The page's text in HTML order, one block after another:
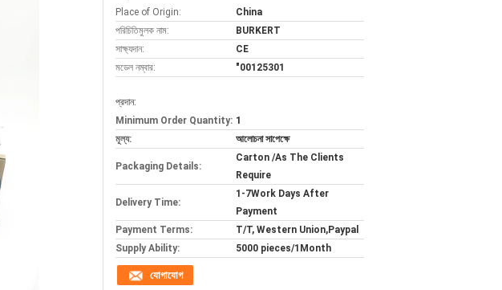
Place of Origin:
China
পরিচিতিমুলক নাম:
BURKERT
সাক্ষ্যদান:
CE
মডেল নম্বার:
"00125301
প্রদান:
Minimum Order Quantity: 1
মূল্য:
আলোচনা সাপেক্ষে
Packaging Details:
Carton /As The Clients
Require
Delivery Time:
1-7Work Days After
Payment
Payment Terms:
T/T, Western Union,Paypal
Supply Ability:
5000 pieces/1Month
যোগাযোগ